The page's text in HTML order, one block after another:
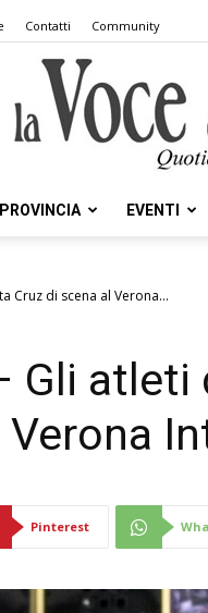
Contatti Community
PROVINCIA EVENTI
Cruz di scena al Verona...
Gli atleti
Pinterest